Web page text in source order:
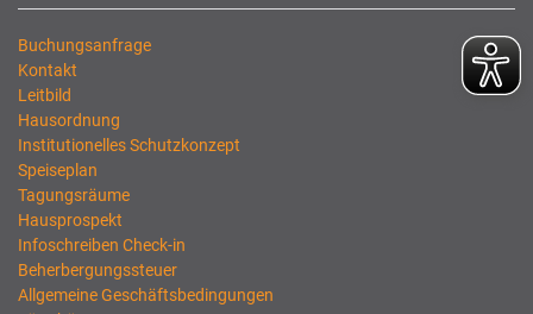
Buchungsanfrage
Kontakt
Leitbild
Hausordnung
Institutionelles Schutzkonzept
Speiseplan
Tagungsräume
Hausprospekt
Infoschreiben Check-in
Beherbergungssteuer
Allgemeine Geschäftsbedingungen